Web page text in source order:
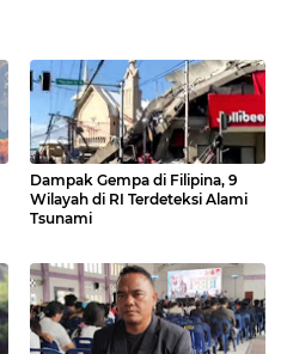
Dampak Gempa di Filipina, 9
Wilayah di RI Terdeteksi Alami
Tsunami